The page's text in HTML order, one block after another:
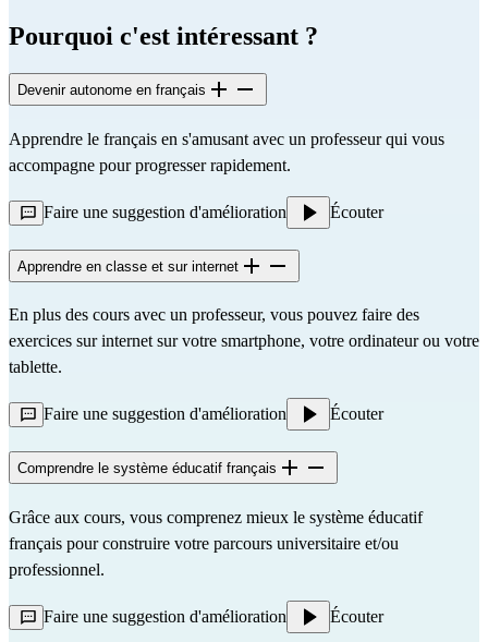
Pourquoi c'est intéressant ?
Devenir autonome en français
Apprendre le français en s'amusant avec un professeur qui vous
accompagne pour progresser rapidement.
Faire une suggestion d'amélioration Écouter
Apprendre en classe et sur internet
En plus des cours avec un professeur, vous pouvez faire des
exercices sur internet sur votre smartphone, votre ordinateur ou votre
tablette.
Faire une suggestion d'amélioration Écouter
Comprendre le système éducatif français
Grâce aux cours, vous comprenez mieux le système éducatif
français pour construire votre parcours universitaire et/ou
professionnel.
Faire une suggestion d'amélioration Écouter